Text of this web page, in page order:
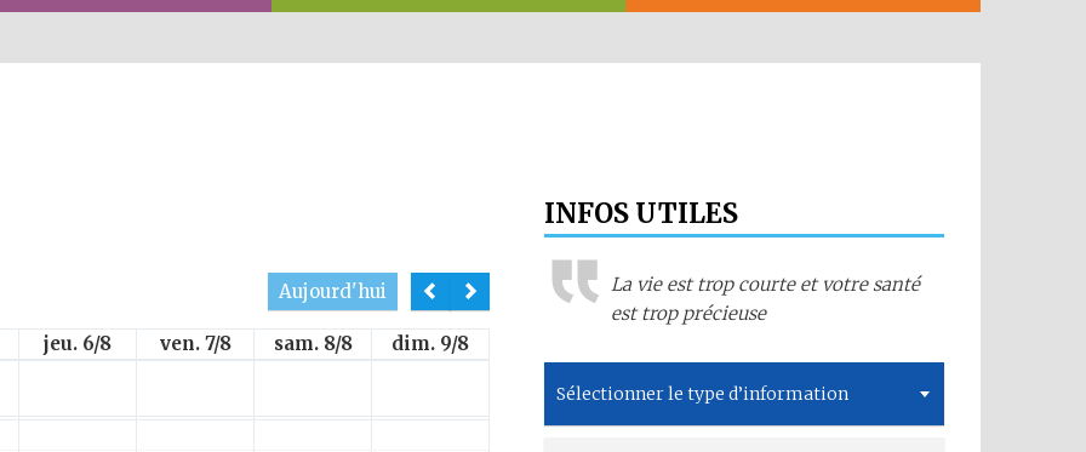
Aujourd'hui
jeu. 6/8 ven. 7/8 sam. 8/8
dim. 9/8
INFOS UTILES
La vie est trop courte et votre santé
est trop précieuse
Sélectionner le type d’information